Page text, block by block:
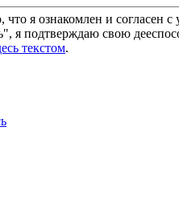
я ознакомлен и согласен
я подтверждаю свою
текстом.